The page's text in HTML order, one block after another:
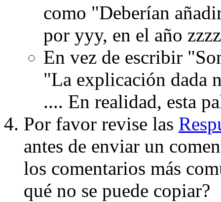
como "Deberían
por yyy, en el año
En vez de escribir
"La explicación dada
.... En realidad, esta
Por favor revise las
antes de enviar un
los comentarios más
qué no se puede copiar?